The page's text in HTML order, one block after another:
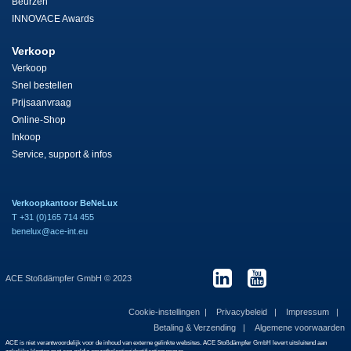
INNOVACE Awards
Verkoop
Verkoop
Snel bestellen
Prijsaanvraag
Online-Shop
Inkoop
Service, support & infos
Verkoopkantoor BeNeLux
T +31 (0)165 714 455
benelux@ace-int.eu
ACE Stoßdämpfer GmbH © 2023
Cookie-instellingen Privacybeleid
Impressum
Betaling & Verzending
Algemene voorwaarden
ACE is niet verantwoordelijk voor de inhoud van externe gelinkte websites. ACE Stoßdämpfer GmbH levert uitsluitend aan